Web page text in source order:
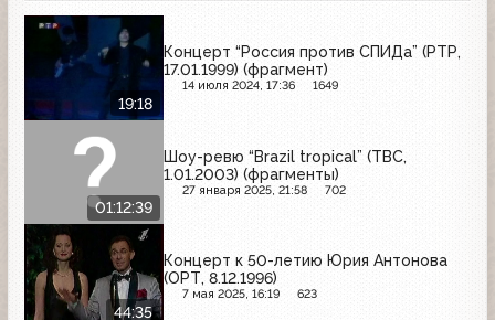
19:18
Концерт “Россия против СПИДа” (РТР,
17.01.1999) (фрагмент)
14 июля 2024, 17:36 1649
01:12:39
Шоу-ревю “Brazil tropical” (ТВС,
1.01.2003) (фрагменты)
27 января 2025, 21:58 702
44:35
Концерт к 50-летию Юрия Антонова
(ОРТ, 8.12.1996)
7 мая 2025, 16:19 623